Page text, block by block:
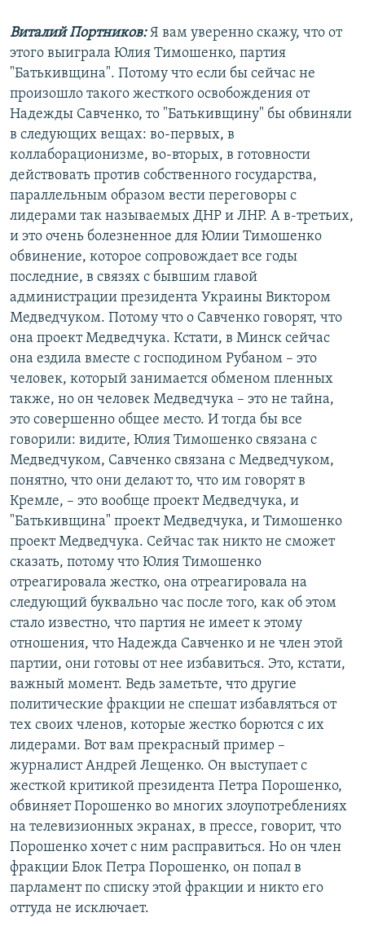
Виталий Портников:Я вам уверенно скажу, что от
этого выиграла Юлия Тимошенко, партия
"Батькивщина". Потому что если бы сейчас не
произошло такого жесткого освобождения от
Надежды Савченко, то "Батькивщину" бы обвиняли
в следующих вещах: во-первых, в
коллаборационизме, во-вторых, в готовности
действовать против собственного государства,
параллельным образом вести переговоры с
лидерами так называемых ДНР и ЛНР. А в-третьих,
и это очень болезненное для Юлии Тимошенко
обвинение, которое сопровождает все годы
последние, в связях с бывшим главой
администрации президента Украины Виктором
Медведчуком. Потому что о Савченко говорят, что
она проект Медведчука. Кстати, в Минск сейчас
она ездила вместе с господином Рубаном – это
человек, который занимается обменом пленных
также, но он человек Медведчука – это не тайна,
это совершенно общее место. И тогда бы все
говорили: видите, Юлия Тимошенко связана с
Медведчуком, Савченко связана с Медведчуком,
понятно, что они делают то, что им говорят в
Кремле, – это вообще проект Медведчука, и
"Батькивщина" проект Медведчука, и Тимошенко
проект Медведчука. Сейчас так никто не сможет
сказать, потому что Юлия Тимошенко
отреагировала жестко, она отреагировала на
следующий буквально час после того, как об этом
стало известно, что партия не имеет к этому
отношения, что Надежда Савченко и не член этой
партии, они готовы от нее избавиться. Это, кстати,
важный момент. Ведь заметьте, что другие
политические фракции не спешат избавляться от
тех своих членов, которые жестко борются с их
лидерами. Вот вам прекрасный пример –
журналист Андрей Лещенко. Он выступает с
жесткой критикой президента Петра Порошенко,
обвиняет Порошенко во многих злоупотреблениях
на телевизионных экранах, в прессе, говорит, что
Порошенко хочет с ним расправиться. Но он член
фракции Блок Петра Порошенко, он попал в
парламент по списку этой фракции и никто его
оттуда не исключает.